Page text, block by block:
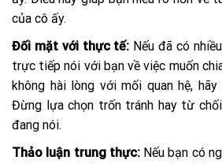
của cô ấy.
Đối mặt với thực tế: Nếu đã có
trực tiếp nói với bạn về việc muốn
không hài lòng với mối quan hệ,
Đừng lựa chọn trốn tránh hay từ
đang nói.
Thảo luận trung thực: Nếu bạn có